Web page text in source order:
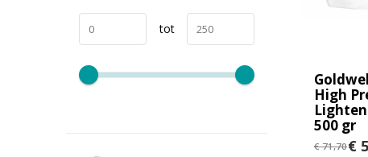
High
500 gr
€ 71,70€
tot